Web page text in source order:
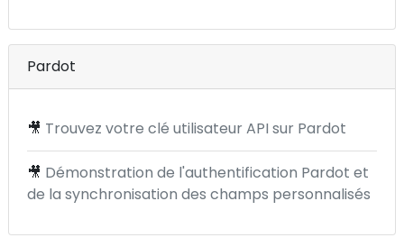
Pardot
🎥 Trouvez votre clé utilisateur API sur Pardot
🎥 Démonstration de l'authentification Pardot et
de la synchronisation des champs personnalisés